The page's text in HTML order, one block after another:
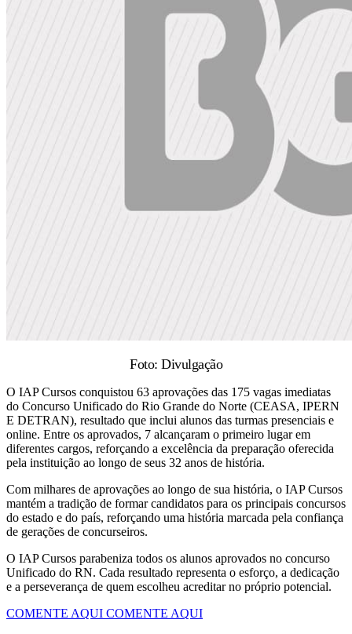
Foto: Divulgação
O IAP Cursos conquistou 63 aprovações das 175 vagas imediatas
do Concurso Unificado do Rio Grande do Norte (CEASA, IPERN
E DETRAN), resultado que inclui alunos das turmas presenciais e
online. Entre os aprovados, 7 alcançaram o primeiro lugar em
diferentes cargos, reforçando a excelência da preparação oferecida
pela instituição ao longo de seus 32 anos de história.
Com milhares de aprovações ao longo de sua história, o IAP Cursos
mantém a tradição de formar candidatos para os principais concursos
do estado e do país, reforçando uma história marcada pela confiança
de gerações de concurseiros.
O IAP Cursos parabeniza todos os alunos aprovados no concurso
Unificado do RN. Cada resultado representa o esforço, a dedicação
e a perseverança de quem escolheu acreditar no próprio potencial.
COMENTE AQUI COMENTE AQUI